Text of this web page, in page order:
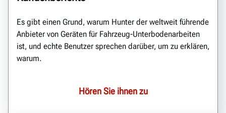
Es gibt einen Grund, warum Hunter der weltweit führende
Anbieter von Geräten für Fahrzeug-Unterbodenarbeiten
ist, und echte Benutzer sprechen darüber, um zu erklären,
warum.
Hören Sie ihnen zu